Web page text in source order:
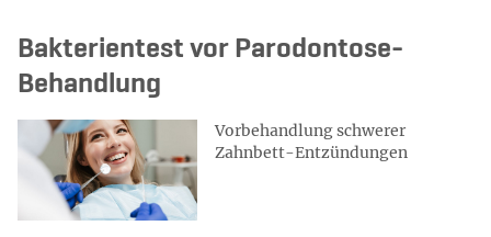
Bakterientest vor Parodontose-
Behandlung
Vorbehandlung schwerer
Zahnbett-Entzündungen